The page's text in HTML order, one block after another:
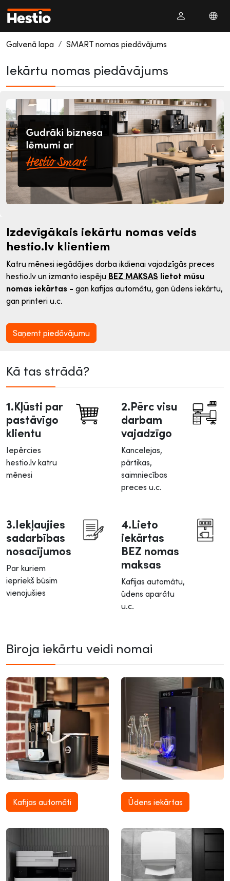
Galvenā lapa SMART nomas piedāvājums
Iekārtu nomas piedāvājums
Izdevīgākais iekārtu nomas veids
hestio.lv klientiem
Katru mēnesi iegādājies darba ikdienai vajadzīgās preces
hestio.lv un izmanto iespēju BEZ MAKSAS lietot mūsu
nomas iekārtas - gan kafijas automātu, gan ūdens iekārtu,
gan printeri u.c.
Saņemt piedāvājumu
Kā tas strādā?
1.Kļūsti par
pastāvīgo
klientu
Iepērcies
hestio.lv katru
mēnesi
2.Pērc visu
darbam
vajadzīgo
Kancelejas,
pārtikas,
saimniecības
preces u.c.
3.Iekļaujies
sadarbības
nosacījumos
Par kuriem
iepriekš būsim
vienojušies
4.Lieto
iekārtas
BEZ nomas
maksas
Kafijas automātu,
ūdens aparātu
u.c.
Biroja iekārtu veidi nomai
Kafijas automāti Ūdens iekārtas